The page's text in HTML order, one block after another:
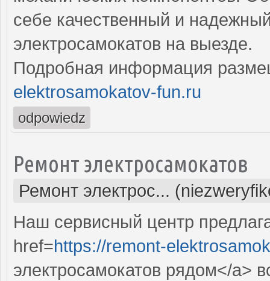
себе качественный и
электросамокатов на выезде.
Подробная информация
elektrosamokatov-fun.ru
odpowiedz
Ремонт электросамокатов
Ремонт электрос...
Наш сервисный центр
href=https://remont-
электросамокатов рядом</a>